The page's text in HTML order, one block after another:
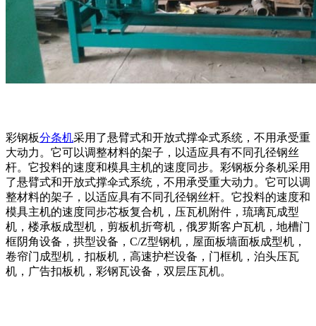
彩钢板分条机采用了悬臂式和开放式撑伞式系统，不用承受重
大动力。它可以调整材料的架子，以适应具有不同孔径钢丝
杆。它投料的速度和模具主机的速度同步。彩钢板分条机采用
了悬臂式和开放式撑伞式系统，不用承受重大动力。它可以调
整材料的架子，以适应具有不同孔径钢丝杆。它投料的速度和
模具主机的速度同步芯板复合机，压瓦机附件，琉璃瓦成型
机，楼承板成型机，剪板机折弯机，俄罗斯客户瓦机，地槽门
框阴角设备，拱型设备，C/Z型钢机，屋面板墙面板成型机，
卷帘门成型机，扣板机，高速护栏设备，门框机，泊头压瓦
机，广告扣板机，彩钢瓦设备，双层压瓦机。